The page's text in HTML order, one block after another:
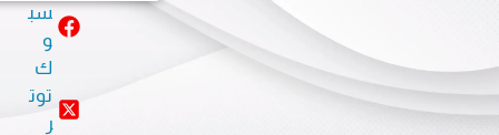
سب
و
توت
ر